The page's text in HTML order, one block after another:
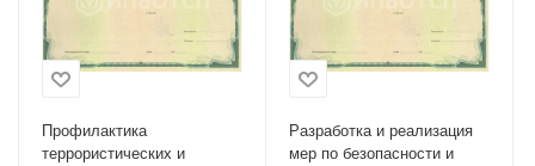
Профилактика
террористических и
Разработка и реализация
мер по безопасности и